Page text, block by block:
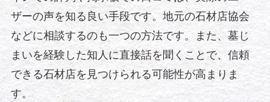
ザーの声を知る良い手段です。地元の石材店協会
などに相談するのも一つの方法です。また、墓じ
まいを経験した知人に直接話を聞くことで、信頼
できる石材店を見つけられる可能性が高まりま
す。